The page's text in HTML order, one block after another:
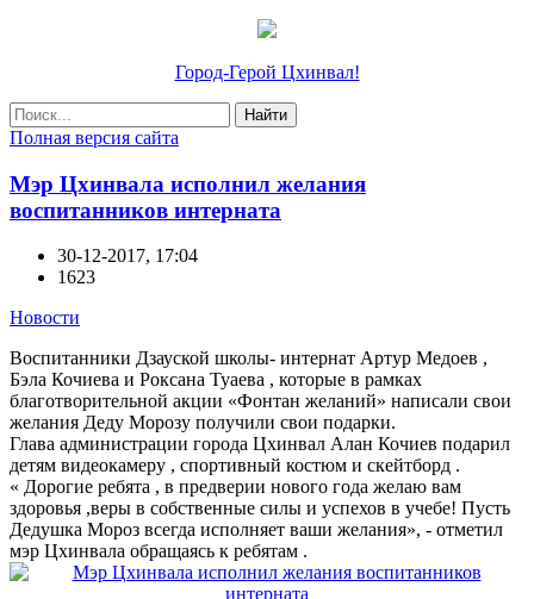
Город-Герой Цхинвал!
Найти
Полная версия сайта
Мэр Цхинвала исполнил желания
воспитанников интерната
30-12-2017, 17:04
1623
Новости
Воспитанники Дзауской школы- интернат Артур Медоев ,
Бэла Кочиева и Роксана Туаева , которые в рамках
благотворительной акции «Фонтан желаний» написали свои
желания Деду Морозу получили свои подарки.
Глава администрации города Цхинвал Алан Кочиев подарил
детям видеокамеру , спортивный костюм и скейтборд .
« Дорогие ребята , в предверии нового года желаю вам
здоровья ,веры в собственные силы и успехов в учебе! Пусть
Дедушка Мороз всегда исполняет ваши желания», - отметил
мэр Цхинвала обращаясь к ребятам .